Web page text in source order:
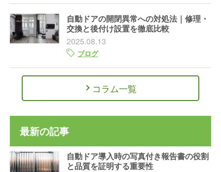
自動ドアの開閉異常への対処法｜修理・
交換と後付け設置を徹底比較
2025.08.13
ブログ
コラム一覧
最新の記事
自動ドア導入時の写真付き報告書の役割
と品質を証明する重要性